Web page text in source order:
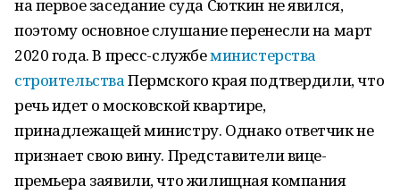
на первое заседание суда Сюткин не явился,
поэтому основное слушание перенесли на март
2020 года. В пресс-службеминистерства
строительстваПермского края подтвердили, что
речь идет о московской квартире,
принадлежащей министру. Однако ответчик не
признает свою вину. Представители вице-
премьера заявили, что жилищная компания